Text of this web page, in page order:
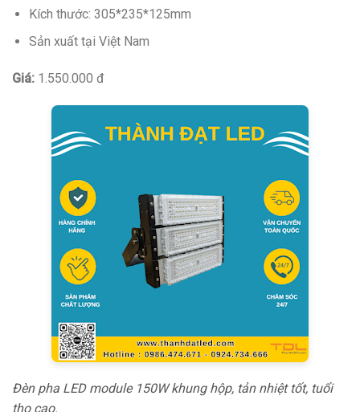
Kích thước: 305*235*125mm
Sản xuất tại Việt Nam
Giá: 1.550.000 đ
Đèn pha LED module 150W khung hộp, tản nhiệt tốt, tuổi
thọ cao.